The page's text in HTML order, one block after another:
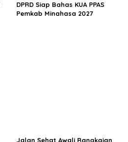
DPRD Siap Bahas KUA PPAS
Pemkab Minahasa 2027
Jalan Sehat Awali Rangkaian